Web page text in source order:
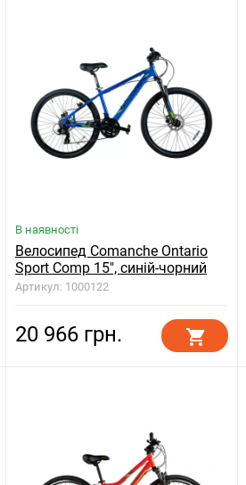
В наявності
Велосипед Comanche Ontario
Sport Comp 15", синій-чорний
Артикул: 1000122
20 966 грн.